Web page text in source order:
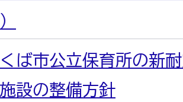
ば市公立保育所の新
設の整備方針